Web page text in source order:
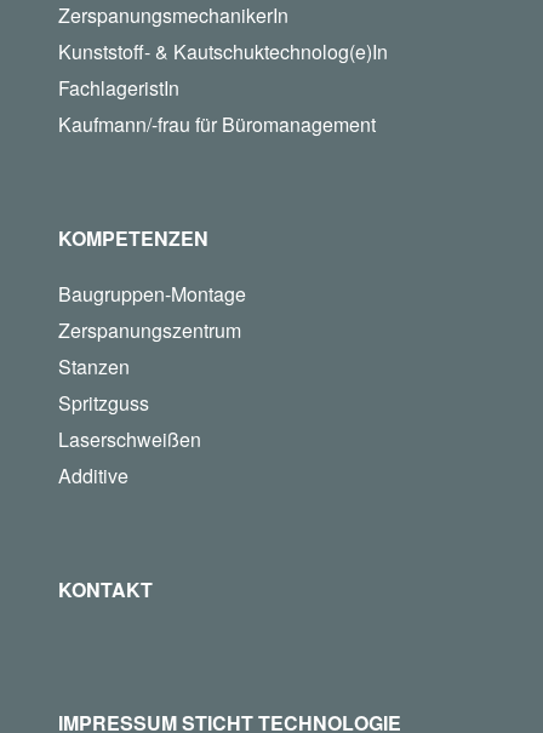
ZerspanungsmechanikerIn
Kunststoff- & Kautschuktechnolog(e)In
FachlageristIn
Kaufmann/-frau für Büromanagement
KOMPETENZEN
Baugruppen-Montage
Zerspanungszentrum
Stanzen
Spritzguss
Laserschweißen
Additive
KONTAKT
IMPRESSUM STICHT TECHNOLOGIE